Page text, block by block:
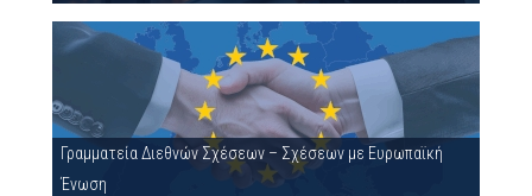
Γραμματεία Διεθνών Σχέσεων – Σχέσεων με Ευρωπαϊκή
Ένωση